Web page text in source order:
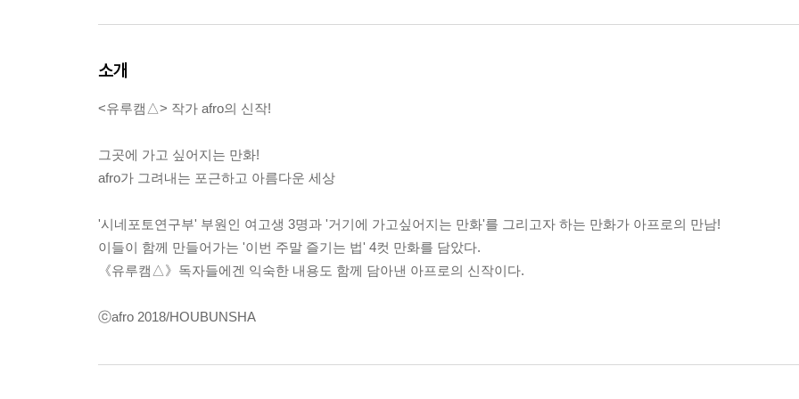
소개
<유루캠△> 작가 afro의 신작!
그곳에 가고 싶어지는 만화!
afro가 그려내는 포근하고 아름다운 세상
'시네포토연구부' 부원인 여고생 3명과 '거기에 가고싶어지는 만화'를 그리고자 하는 만화가 아프로의 만남!
이들이 함께 만들어가는 '이번 주말 즐기는 법' 4컷 만화를 담았다.
《유루캠△》독자들에겐 익숙한 내용도 함께 담아낸 아프로의 신작이다.
ⓒafro 2018/HOUBUNSHA